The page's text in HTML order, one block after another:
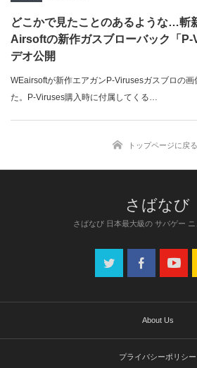
どこかで見たことのあるような…斬
Airsoftの新作ガスブローバック「
デオ公開
WEairsoftが新作エアガンP-Virusesガスブロの
た。P-Viruses購入時に付属してくる…
トップページに戻る
さばなび 日本最大級の サバゲー ニ
About Us
プライバシーポリシー